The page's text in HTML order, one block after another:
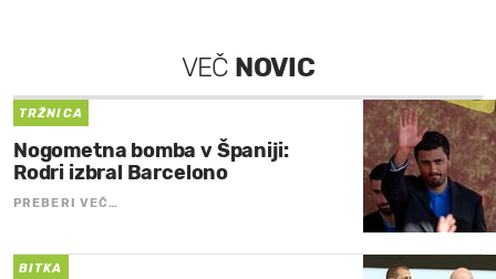
VEČ NOVIC
TRŽNICA
Nogometna bomba v Španiji:
Rodri izbral Barcelono
PREBERI VEČ…
BITKA